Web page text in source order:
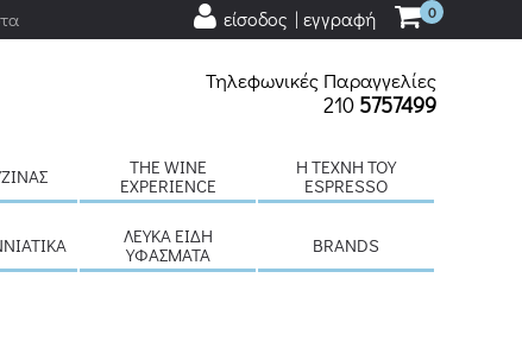
0
είσοδος | εγγραφή
Τηλεφωνικές Παραγγελίες
210 5757499
THE WINE
EXPERIENCE
H ΤΈΧΝΗ ΤΟΥ
ESPRESSO
ΛΕΥΚΆ ΕΊΔΗ
ΥΦΆΣΜΑΤΑ
BRANDS